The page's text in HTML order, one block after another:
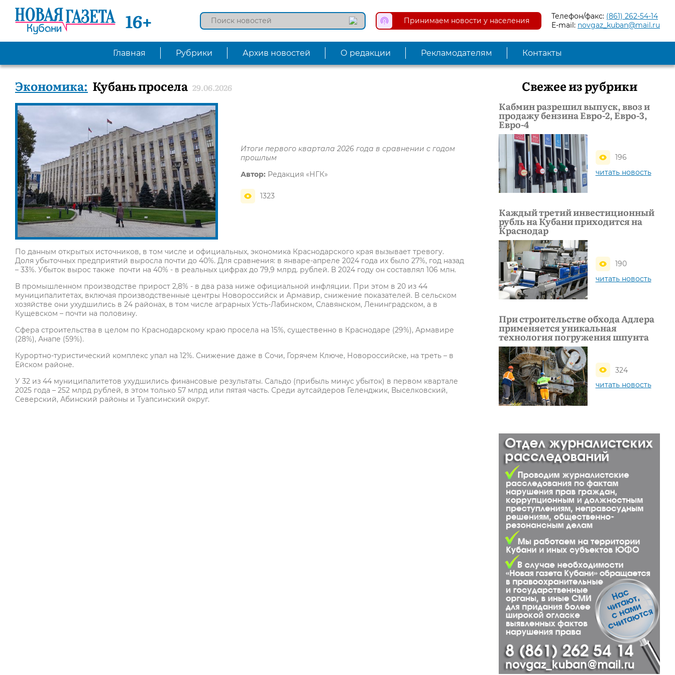
16+ Принимаем новости у населения Телефон/факс: (861) 262-54-14
E-mail: novgaz_kuban@mail.ru
Главная Рубрики Архив новостей О редакции Рекламодателям Контакты
Экономика: Кубань просела 29.06.2026
Итоги первого квартала 2026 года в сравнении с годом
прошлым
Автор: Редакция «НГК»
1323
По данным открытых источников, в том числе и официальных, экономика Краснодарского края вызывает тревогу.
Доля убыточных предприятий выросла почти до 40%. Для сравнения: в январе-апреле 2024 года их было 27%, год назад
– 33%. Убыток вырос также почти на 40% - в реальных цифрах до 79,9 млрд. рублей. В 2024 году он составлял 106 млн.
В промышленном производстве прирост 2,8% - в два раза ниже официальной инфляции. При этом в 20 из 44
муниципалитетах, включая производственные центры Новороссийск и Армавир, снижение показателей. В сельском
хозяйстве они ухудшились в 24 районах, в том числе аграрных Усть-Лабинском, Славянском, Ленинградском, а в
Кущевском – почти на половину.
Сфера строительства в целом по Краснодарскому краю просела на 15%, существенно в Краснодаре (29%), Армавире
(28%), Анапе (59%).
Курортно-туристический комплекс упал на 12%. Снижение даже в Сочи, Горячем Ключе, Новороссийске, на треть – в
Ейском районе.
У 32 из 44 муниципалитетов ухудшились финансовые результаты. Сальдо (прибыль минус убыток) в первом квартале
2025 года – 252 млрд рублей, в этом только 57 млрд или пятая часть. Среди аутсайдеров Геленджик, Выселковский,
Северский, Абинский районы и Туапсинский округ.
Свежее из рубрики
Кабмин разрешил выпуск, ввоз и
продажу бензина Евро-2, Евро-3,
Евро-4
196
читать новость
Каждый третий инвестиционный
рубль на Кубани приходится на
Краснодар
190
читать новость
При строительстве обхода Адлера
применяется уникальная
технология погружения шпунта
324
читать новость